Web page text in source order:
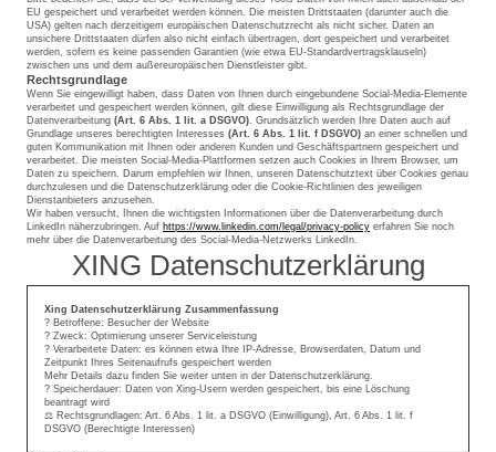
EU gespeichert und verarbeitet werden können. Die meisten Drittstaaten (darunter auch die
USA) gelten nach derzeitigem europäischen Datenschutzrecht als nicht sicher. Daten an
unsichere Drittstaaten dürfen also nicht einfach übertragen, dort gespeichert und verarbeitet
werden, sofern es keine passenden Garantien (wie etwa EU-Standardvertragsklauseln)
zwischen uns und dem außereuropäischen Dienstleister gibt.
Rechtsgrundlage
Wenn Sie eingewilligt haben, dass Daten von Ihnen durch eingebundene Social-Media-Elemente
verarbeitet und gespeichert werden können, gilt diese Einwilligung als Rechtsgrundlage der
Datenverarbeitung (Art. 6 Abs. 1 lit. a DSGVO) . Grundsätzlich werden Ihre Daten auch auf
Grundlage unseres berechtigten Interesses (Art. 6 Abs. 1 lit. f DSGVO) an einer schnellen und
guten Kommunikation mit Ihnen oder anderen Kunden und Geschäftspartnern gespeichert und
verarbeitet. Die meisten Social-Media-Plattformen setzen auch Cookies in Ihrem Browser, um
Daten zu speichern. Darum empfehlen wir Ihnen, unseren Datenschutztext über Cookies genau
durchzulesen und die Datenschutzerklärung oder die Cookie-Richtlinien des jeweiligen
Dienstanbieters anzusehen.
Wir haben versucht, Ihnen die wichtigsten Informationen über die Datenverarbeitung durch
LinkedIn näherzubringen. Auf https://www.linkedin.com/legal/privacy-policy erfahren Sie noch
mehr über die Datenverarbeitung des Social-Media-Netzwerks LinkedIn.
XING Datenschutzerklärung
Xing Datenschutzerklärung Zusammenfassung
? Betroffene: Besucher der Website
? Zweck: Optimierung unserer Serviceleistung
? Verarbeitete Daten: es können etwa Ihre IP-Adresse, Browserdaten, Datum und
Zeitpunkt Ihres Seitenaufrufs gespeichert werden
Mehr Details dazu finden Sie weiter unten in der Datenschutzerklärung.
? Speicherdauer: Daten von Xing-Usern werden gespeichert, bis eine Löschung
beantragt wird
⚖️ Rechtsgrundlagen: Art. 6 Abs. 1 lit. a DSGVO (Einwilligung), Art. 6 Abs. 1 lit. f
DSGVO (Berechtigte Interessen)